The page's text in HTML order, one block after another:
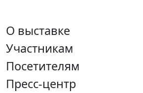
О выставке
Участникам
Посетителям
Пресс-центр